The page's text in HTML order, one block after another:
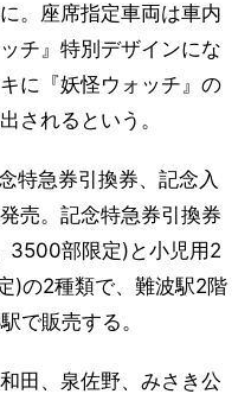
。座席指定車両は車内
チ』特別デザインにな
に『妖怪ウォッチ』の
されるという。
特急券引換券、記念入
売。記念特急券引換券
3500部限定)と小児用2
)の2種類で、難波駅2階
で販売する。
田、泉佐野、みさき公